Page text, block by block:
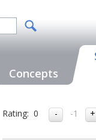
Concepts
Rating: 0 -1